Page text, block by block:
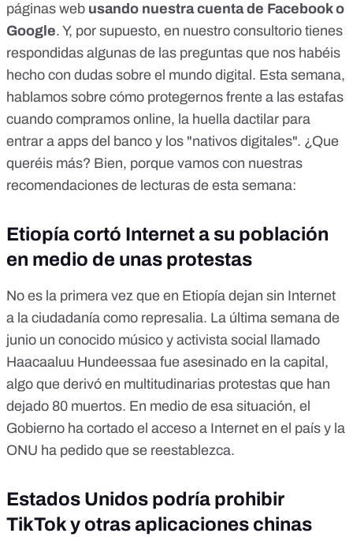
páginas web usando nuestra cuenta de Facebook o
Google. Y, por supuesto, en nuestro consultorio tienes
respondidas algunas de las preguntas que nos habéis
hecho con dudas sobre el mundo digital. Esta semana,
hablamos sobre cómo protegernos frente a las estafas
cuando compramos online, la huella dactilar para
entrar a apps del banco y los "nativos digitales". ¿Que
queréis más? Bien, porque vamos con nuestras
recomendaciones de lecturas de esta semana:
Etiopía cortó Internet a su población
en medio de unas protestas
No es la primera vez que en Etiopía dejan sin Internet
a la ciudadanía como represalia. La última semana de
junio un conocido músico y activista social llamado
Haacaaluu Hundeessaa fue asesinado en la capital,
algo que derivó en multitudinarias protestas que han
dejado 80 muertos. En medio de esa situación, el
Gobierno ha cortado el acceso a Internet en el país y la
ONU ha pedido que se reestablezca.
Estados Unidos podría prohibir
TikTok y otras aplicaciones chinas